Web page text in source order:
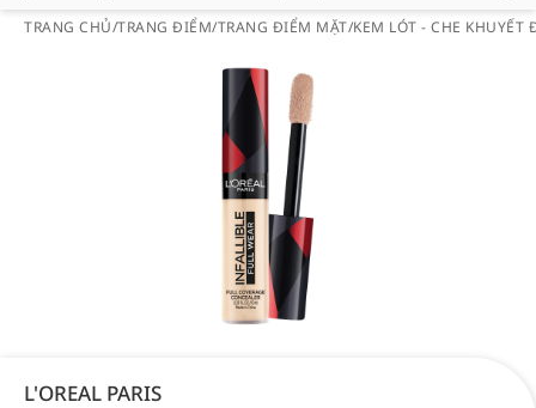
TRANG CHỦ/TRANG ĐIỂM/TRANG ĐIỂM MẶT/KEM LÓT - CHE KHUYẾT
L'OREAL PARIS